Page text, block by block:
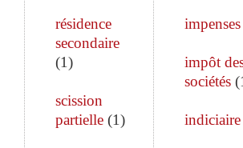
résidence
secondaire
(1)
scission
partielle (1)
impenses
impôt
sociétés(
indiciaire